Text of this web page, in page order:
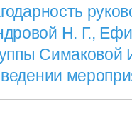
Н. Г.,